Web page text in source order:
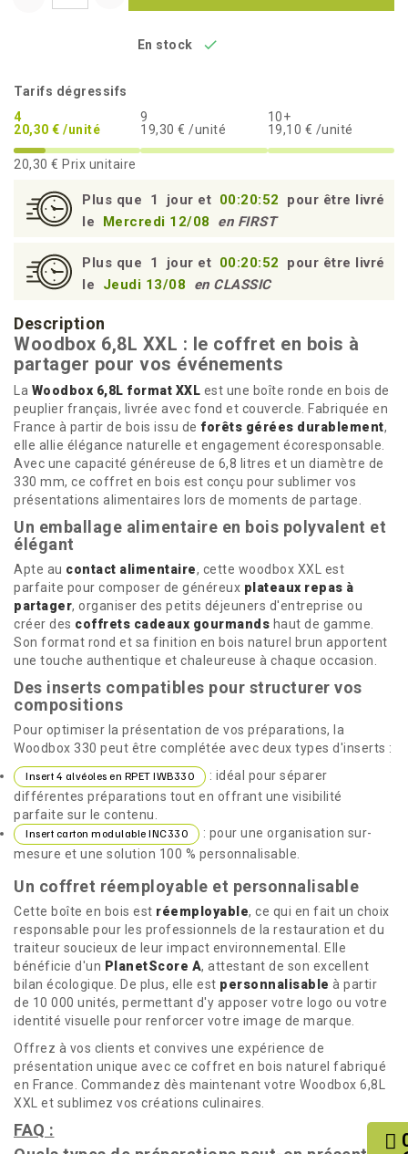
En stock 
Tarifs dégressifs
4
20,30 € /unité
9
19,30 € /unité
10+
19,10 € /unité
20,30 € Prix unitaire
Plus que 1 jour et 00:20:51
pour être livré
le
Mercredi 12/08 en FIRST
Plus que 1 jour et 00:20:51
pour être livré
le
Jeudi 13/08 en CLASSIC
Description
Woodbox 6,8L XXL : le coffret en bois à
partager pour vos événements
La Woodbox 6,8L format XXL est une boîte ronde en bois de
peuplier français, livrée avec fond et couvercle. Fabriquée en
France à partir de bois issu de forêts gérées durablement,
elle allie élégance naturelle et engagement écoresponsable.
Avec une capacité généreuse de 6,8 litres et un diamètre de
330 mm, ce coffret en bois est conçu pour sublimer vos
présentations alimentaires lors de moments de partage.
Un emballage alimentaire en bois polyvalent et
élégant
Apte au contact alimentaire, cette woodbox XXL est
parfaite pour composer de généreux plateaux repas à
partager, organiser des petits déjeuners d'entreprise ou
créer des coffrets cadeaux gourmands haut de gamme.
Son format rond et sa finition en bois naturel brun apportent
une touche authentique et chaleureuse à chaque occasion.
Des inserts compatibles pour structurer vos
compositions
Pour optimiser la présentation de vos préparations, la
Woodbox 330 peut être complétée avec deux types d'inserts :
Insert 4 alvéoles en RPET IWB330
: idéal pour séparer
différentes préparations tout en offrant une visibilité
parfaite sur le contenu.
Insert carton modulable INC330
: pour une organisation sur-
mesure et une solution 100 % personnalisable.
Un coffret réemployable et personnalisable
Cette boîte en bois est réemployable, ce qui en fait un choix
responsable pour les professionnels de la restauration et du
traiteur soucieux de leur impact environnemental. Elle
bénéficie d'un PlanetScore A, attestant de son excellent
bilan écologique. De plus, elle est personnalisable à partir
de 10 000 unités, permettant d'y apposer votre logo ou votre
identité visuelle pour renforcer votre image de marque.
Offrez à vos clients et convives une expérience de
présentation unique avec ce coffret en bois naturel fabriqué
en France. Commandez dès maintenant votre Woodbox 6,8L
XXL et sublimez vos créations culinaires.
FAQ :